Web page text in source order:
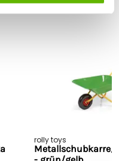
Deutschland,
rolly toys
Metallschubkarre/